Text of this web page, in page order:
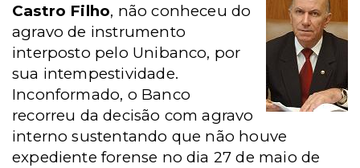
Castro Filho, não conheceu do
agravo de instrumento
interposto pelo Unibanco, por
sua intempestividade.
Inconformado, o Banco
recorreu da decisão com agravo
interno sustentando que não houve
expediente forense no dia 27 de maio de